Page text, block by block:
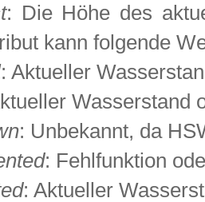
: Die Höhe des
kann folgende
: Aktueller
Wasserstand
: Unbekannt, da
: Fehlfunktion
: Aktueller